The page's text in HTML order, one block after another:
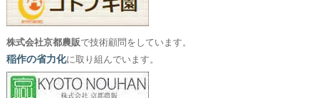
株式会社京都農販で技術顧問をしています。
稲作の省力化に取り組んでいます。